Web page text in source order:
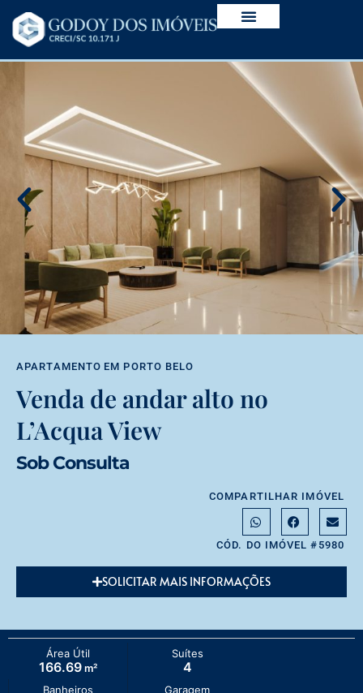
APARTAMENTO EM PORTO BELO
Venda de andar alto no
L’Acqua View
Sob Consulta
COMPARTILHAR IMÓVEL
CÓD. DO IMÓVEL #5980
SOLICITAR MAIS INFORMAÇÕES
Área Útil
166.69m²
Suítes
4
Banheiros Garagem